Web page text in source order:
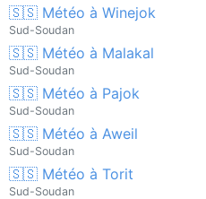
🇸🇸 Météo à Winejok
Sud-Soudan
🇸🇸 Météo à Malakal
Sud-Soudan
🇸🇸 Météo à Pajok
Sud-Soudan
🇸🇸 Météo à Aweil
Sud-Soudan
🇸🇸 Météo à Torit
Sud-Soudan